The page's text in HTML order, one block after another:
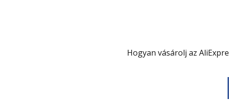
Hogyan vásárolj az